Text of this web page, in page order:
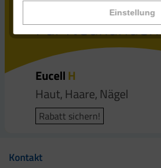
Einstellung
Für Neukunden
EucellH
Haut, Haare, Nägel
Rabatt sichern!
Kontakt